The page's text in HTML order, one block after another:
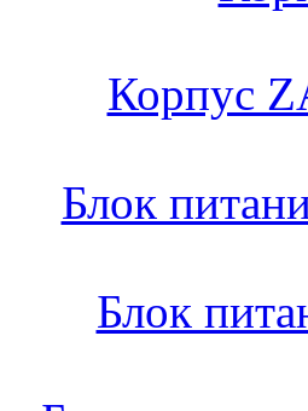
Корпус
Блок
Блок